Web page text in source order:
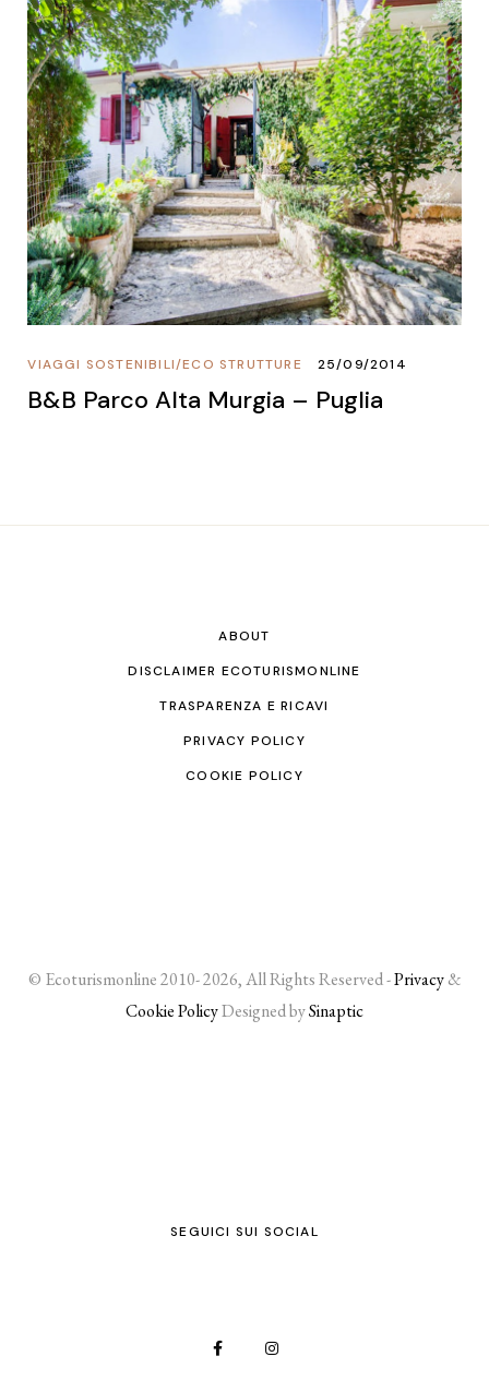
ECO STRUTTURE
/
VIAGGI SOSTENIBILI 25/09/2014
B&B Parco Alta Murgia – Puglia
ABOUT
DISCLAIMER ECOTURISMONLINE
TRASPARENZA E RICAVI
PRIVACY POLICY
COOKIE POLICY
© Ecoturismonline 2010- 2026, All Rights Reserved -Privacy&
Cookie PolicyDesigned bySinaptic
SEGUICI SUI SOCIAL